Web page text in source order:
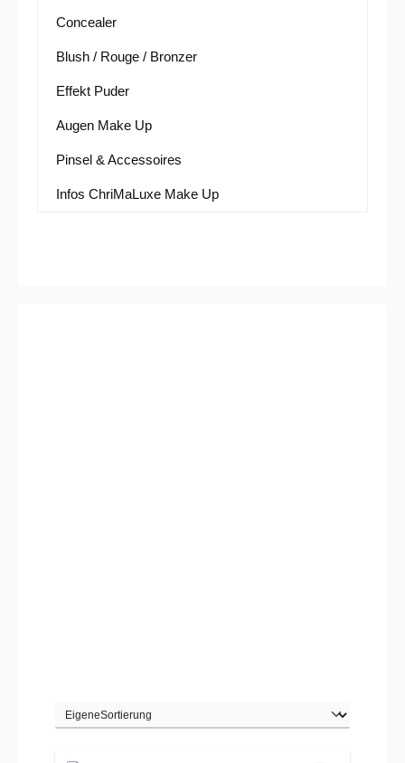
Concealer
Blush / Rouge / Bronzer
Effekt Puder
Augen Make Up
Pinsel & Accessoires
Infos ChriMaLuxe Make Up